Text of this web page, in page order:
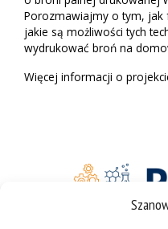
Porozmawiajmy o tym, jak
jakie są możliwości tych
wydrukować broń na
Więcej informacji o